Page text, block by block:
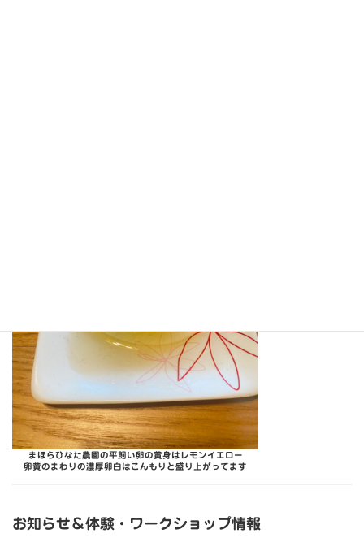
まほらひなた農園の平飼い卵の黄身はレモンイエロー
卵黄のまわりの濃厚卵白はこんもりと盛り上がってます
お知らせ＆体験・ワークショップ情報